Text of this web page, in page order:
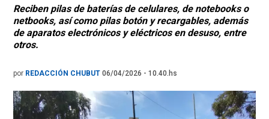
Reciben pilas de baterías de celulares, de notebooks o
netbooks, así como pilas botón y recargables, además
de aparatos electrónicos y eléctricos en desuso, entre
otros.
por REDACCIÓN CHUBUT 06/04/2026 - 10.40.hs